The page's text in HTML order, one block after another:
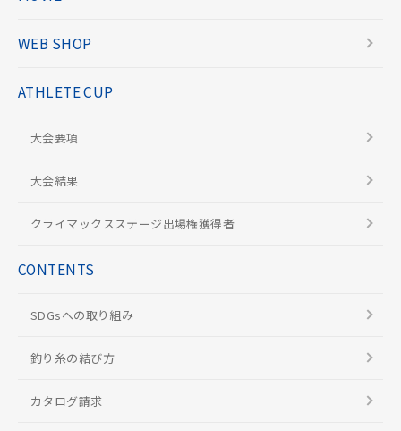
WEB SHOP
ATHLETE CUP
大会要項
大会結果
クライマックスステージ出場権獲得者
CONTENTS
SDGsへの取り組み
釣り糸の結び方
カタログ請求